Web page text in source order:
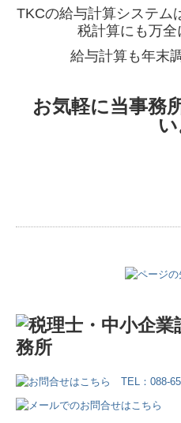
TKCの給与計算システム
税計算にも万全
給与計算も年末
お気軽に当事務
い